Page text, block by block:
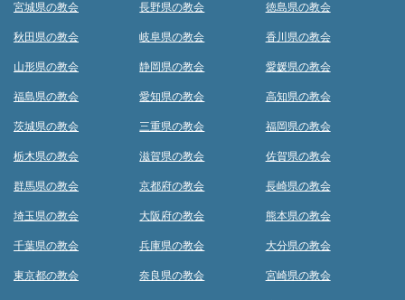
宮城県の教会
秋田県の教会
山形県の教会
福島県の教会
茨城県の教会
栃木県の教会
群馬県の教会
埼玉県の教会
千葉県の教会
東京都の教会
長野県の教会
岐阜県の教会
静岡県の教会
愛知県の教会
三重県の教会
滋賀県の教会
京都府の教会
大阪府の教会
兵庫県の教会
奈良県の教会
徳島県の教会
香川県の教会
愛媛県の教会
高知県の教会
福岡県の教会
佐賀県の教会
長崎県の教会
熊本県の教会
大分県の教会
宮崎県の教会